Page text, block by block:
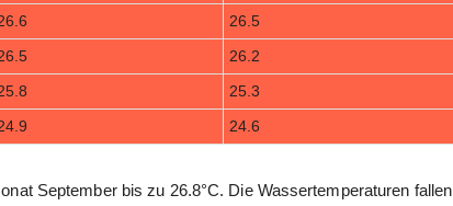
26.5
26.2
25.3
24.6
September bis zu 26.8°C. Die Wassertemperaturen fallen